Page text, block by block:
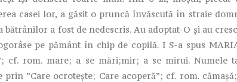
casei lor, a găsit o pruncă învăscută în straie
bătrânilor a fost de nedescris. Au adoptat-O și au
pe pământ în chip de copilă. I S-a spus
cf. rom. mare; a se mări;mir; a se mirui. Numele
prin ”Care ocrotește; Care acoperă”; cf. rom.